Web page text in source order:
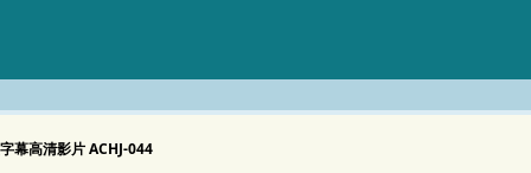
幕高清影片 ACHJ-044